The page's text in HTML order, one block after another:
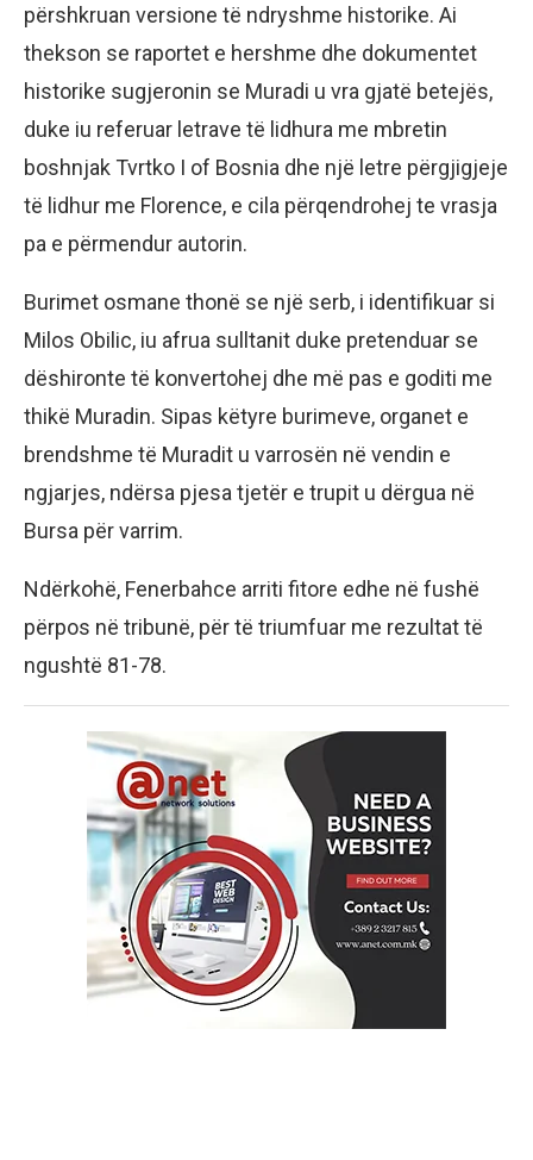
përshkruan versione të ndryshme historike. Ai
thekson se raportet e hershme dhe dokumentet
historike sugjeronin se Muradi u vra gjatë betejës,
duke iu referuar letrave të lidhura me mbretin
boshnjak Tvrtko I of Bosnia dhe një letre përgjigjeje
të lidhur me Florence, e cila përqendrohej te vrasja
pa e përmendur autorin.
Burimet osmane thonë se një serb, i identifikuar si
Milos Obilic, iu afrua sulltanit duke pretenduar se
dëshironte të konvertohej dhe më pas e goditi me
thikë Muradin. Sipas këtyre burimeve, organet e
brendshme të Muradit u varrosën në vendin e
ngjarjes, ndërsa pjesa tjetër e trupit u dërgua në
Bursa për varrim.
Ndërkohë, Fenerbahce arriti fitore edhe në fushë
përpos në tribunë, për të triumfuar me rezultat të
ngushtë 81-78.